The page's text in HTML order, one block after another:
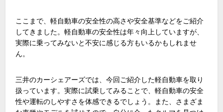
ここまで、軽自動車の安全性の高さや安全基準などをご紹介
してきました。軽自動車の安全性は年々向上していますが、
実際に乗ってみないと不安に感じる方もいるかもしれませ
ん。
三井のカーシェアーズでは、今回ご紹介した軽自動車を取り
扱っています。実際に試乗してみることで、軽自動車の安全
性や運転のしやすさを体感できるでしょう。また、さまざま